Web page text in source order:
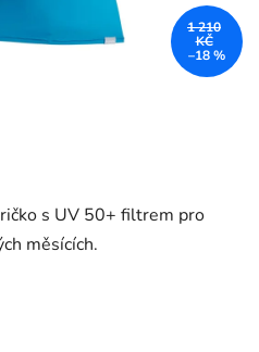
s UV 50+ filtrem pro
měsících.
1 210
KČ
–18 %